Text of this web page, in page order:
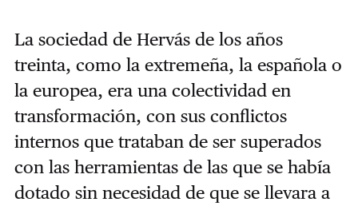
La sociedad de Hervás de los años
treinta, como la extremeña, la española o
la europea, era una colectividad en
transformación, con sus conflictos
internos que trataban de ser superados
con las herramientas de las que se había
dotado sin necesidad de que se llevara a